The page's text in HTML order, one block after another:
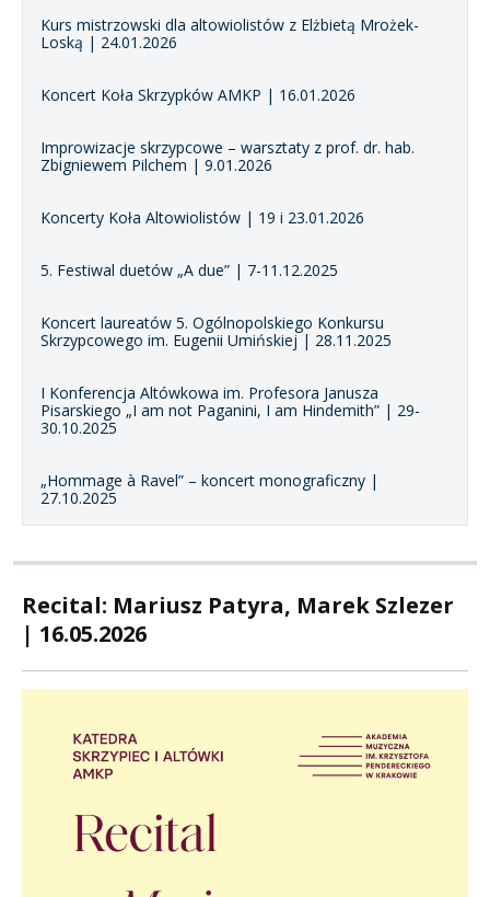
Kurs mistrzowski dla altowiolistów z Elżbietą Mrożek-
Loską | 24.01.2026
Koncert Koła Skrzypków AMKP | 16.01.2026
Improwizacje skrzypcowe – warsztaty z prof. dr. hab.
Zbigniewem Pilchem | 9.01.2026
Koncerty Koła Altowiolistów | 19 i 23.01.2026
5. Festiwal duetów „A due” | 7-11.12.2025
Koncert laureatów 5. Ogólnopolskiego Konkursu
Skrzypcowego im. Eugenii Umińskiej | 28.11.2025
I Konferencja Altówkowa im. Profesora Janusza
Pisarskiego „I am not Paganini, I am Hindemith” | 29-
30.10.2025
„Hommage à Ravel” – koncert monograficzny |
27.10.2025
Recital: Mariusz Patyra, Marek Szlezer
| 16.05.2026